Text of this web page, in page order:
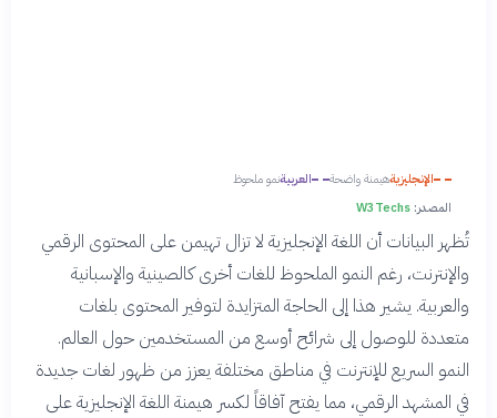
الإنجليزيةهيمنة واضحة العربيةنمو ملحوظ
المصدر: W3Techs
تُظهر البيانات أن اللغة الإنجليزية لا تزال تهيمن على المحتوى الرقمي
والإنترنت، رغم النمو الملحوظ للغات أخرى كالصينية والإسبانية
والعربية. يشير هذا إلى الحاجة المتزايدة لتوفير المحتوى بلغات
متعددة للوصول إلى شرائح أوسع من المستخدمين حول العالم.
النمو السريع للإنترنت في مناطق مختلفة يعزز من ظهور لغات جديدة
في المشهد الرقمي، مما يفتح آفاقاً لكسر هيمنة اللغة الإنجليزية على